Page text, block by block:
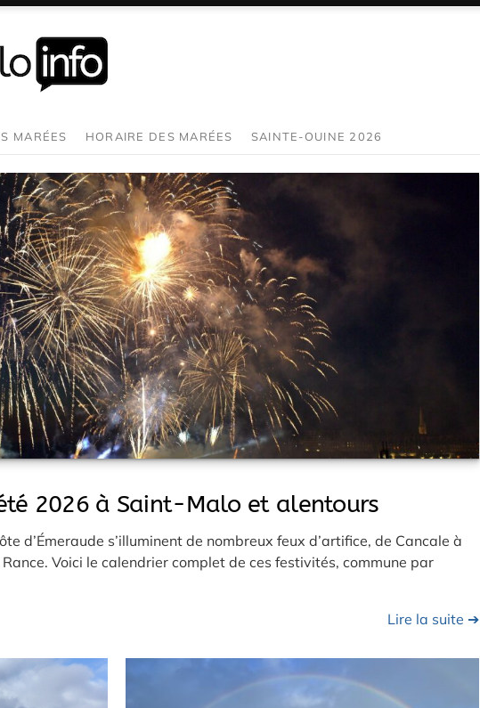
MARÉES HORAIRE DES MARÉES SAINTE-OUINE 2026
2026 à Saint-Malo et alentours
d’Émeraude s’illuminent de nombreux feux d’artifice, de Cancale à
Voici le calendrier complet de ces festivités, commune par
Lire la suite ➔